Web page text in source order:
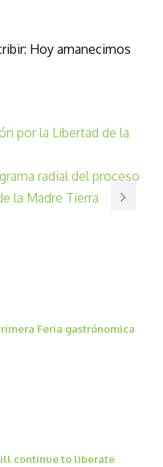
Hoy amanecimos
por la Libertad de la
radial del proceso
la Madre Tierra
Feria gastrónomica
continue to liberate